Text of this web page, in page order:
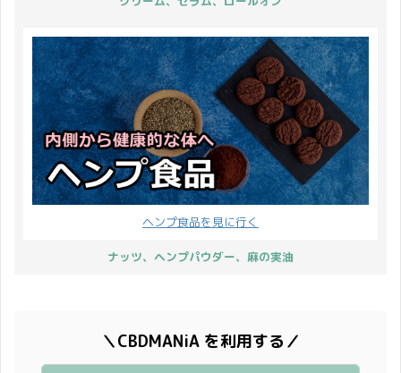
ヘンプ食品を見に行く
ナッツ、ヘンプパウダー、麻の実油
＼CBDMANiA を利用する／